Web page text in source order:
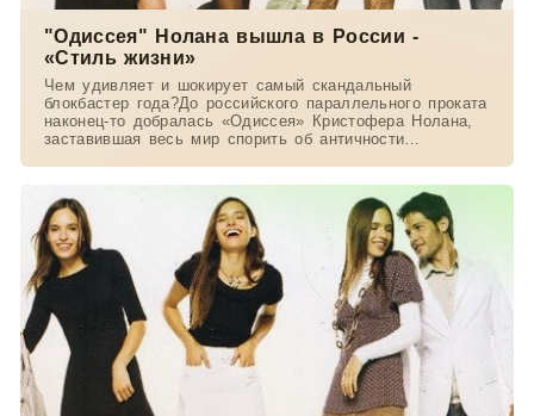
"Одиссея" Нолана вышла в России -
«Стиль жизни»
Чем удивляет и шокирует самый скандальный
блокбастер года?До российского параллельного проката
наконец-то добралась «Одиссея» Кристофера Нолана,
заставившая весь мир спорить об античности